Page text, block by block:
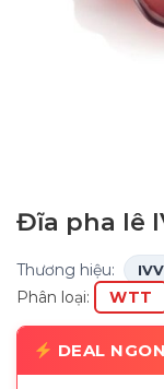
Đĩa pha lê
Thương hiệu: IVV
Phân loại: WTT
DEAL